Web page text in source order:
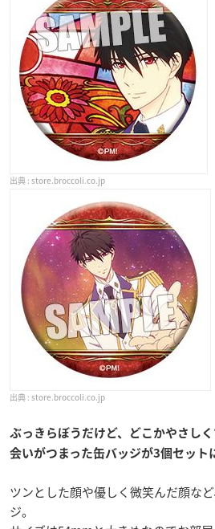
store.broccoli.co.jp
store.broccoli.co.jp
ぶっきらぼうだけど、どこかやさし
会いがつまった缶バッジが3個セット
ツンとした顔や優しく微笑んだ顔な
ジ。